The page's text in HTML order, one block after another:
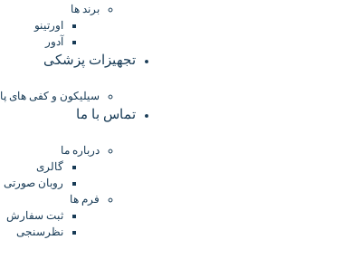
برند ها
اورتینو
آدور
تجهیزات پزشکی
سیلیکون و کفی های پا
تماس با ما
درباره ما
گالری
روبان صورتی
فرم ها
ثبت سفارش
نظرسنجی